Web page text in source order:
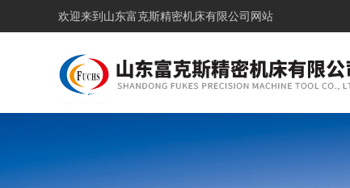
欢迎来到 山东富克斯精密机床有限公司网站